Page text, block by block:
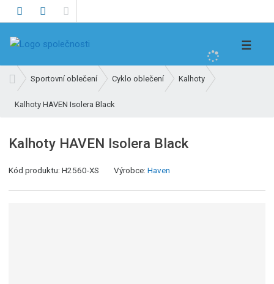
h
t
☰
v
o
í
t
Sportovní oblečení Cyklo oblečení Kalhoty
Kalhoty HAVEN Isolera Black
Kalhoty HAVEN Isolera Black
Kód produktu:H2560-XS Výrobce:Haven